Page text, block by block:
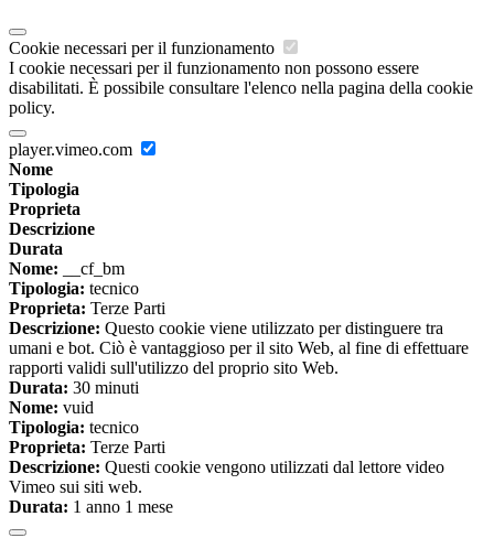
Cookie necessari per il funzionamento
I cookie necessari per il funzionamento non possono essere
disabilitati. È possibile consultare l'elenco nella pagina della cookie
policy.
player.vimeo.com
Nome
Tipologia
Proprieta
Descrizione
Durata
Nome: __cf_bm
Tipologia: tecnico
Proprieta: Terze Parti
Descrizione: Questo cookie viene utilizzato per distinguere tra
umani e bot. Ciò è vantaggioso per il sito Web, al fine di effettuare
rapporti validi sull'utilizzo del proprio sito Web.
Durata: 30 minuti
Nome: vuid
Tipologia: tecnico
Proprieta: Terze Parti
Descrizione: Questi cookie vengono utilizzati dal lettore video
Vimeo sui siti web.
Durata: 1 anno 1 mese